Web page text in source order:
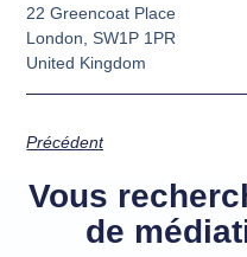
22 Greencoat Place
London, SW1P 1PR
United Kingdom
Précédent
Vous
de